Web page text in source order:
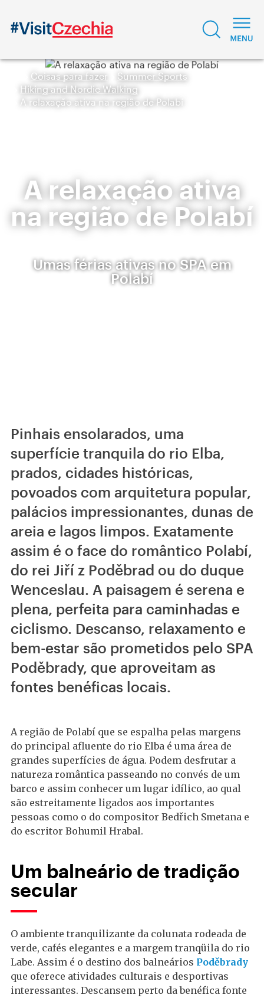
Coisas para fazer
Summer Sports
Hiking and Nordic Walking
A relaxação ativa na região de Polabí
A relaxação ativa
na região de Polabí
Umas férias ativas no SPA em
Polabí
Pinhais ensolarados, uma
superfície tranquila do rio Elba,
prados, cidades históricas,
povoados com arquitetura popular,
palácios impressionantes, dunas de
areia e lagos limpos. Exatamente
assim é o face do romântico Polabí,
do rei Jiří z Poděbrad ou do duque
Wenceslau. A paisagem é serena e
plena, perfeita para caminhadas e
ciclismo. Descanso, relaxamento e
bem-estar são prometidos pelo SPA
Poděbrady, que aproveitam as
fontes benéficas locais.
A região de Polabí que se espalha pelas margens
do principal afluente do rio Elba é uma área de
grandes superfícies de água. Podem desfrutar a
natureza romântica passeando no convés de um
barco e assim conhecer um lugar idílico, ao qual
são estreitamente ligados aos importantes
pessoas como o do compositor Bedřich Smetana e
do escritor Bohumil Hrabal.
Um balneário de tradição
secular
O ambiente tranquilizante da colunata rodeada de
verde, cafés elegantes e a margem tranqüila do rio
Labe. Assim é o destino dos balneários Poděbrady
que oferece atividades culturais e desportivas
interessantes. Descansem perto da benéfica fonte